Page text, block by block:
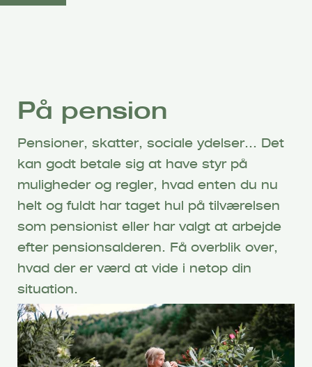
G
På pension
Pensioner, skatter, sociale ydelser… Det
kan godt betale sig at have styr på
muligheder og regler, hvad enten du nu
helt og fuldt har taget hul på tilværelsen
som pensionist eller har valgt at arbejde
efter pensionsalderen. Få overblik over,
hvad der er værd at vide i netop din
situation.